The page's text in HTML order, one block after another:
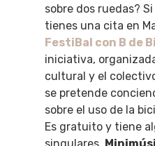
sobre dos ruedas?
tienes una cita en
FestiBal con B de
iniciativa,
cultural y el
se pretende
sobre el uso de la
Es gratuito y tiene